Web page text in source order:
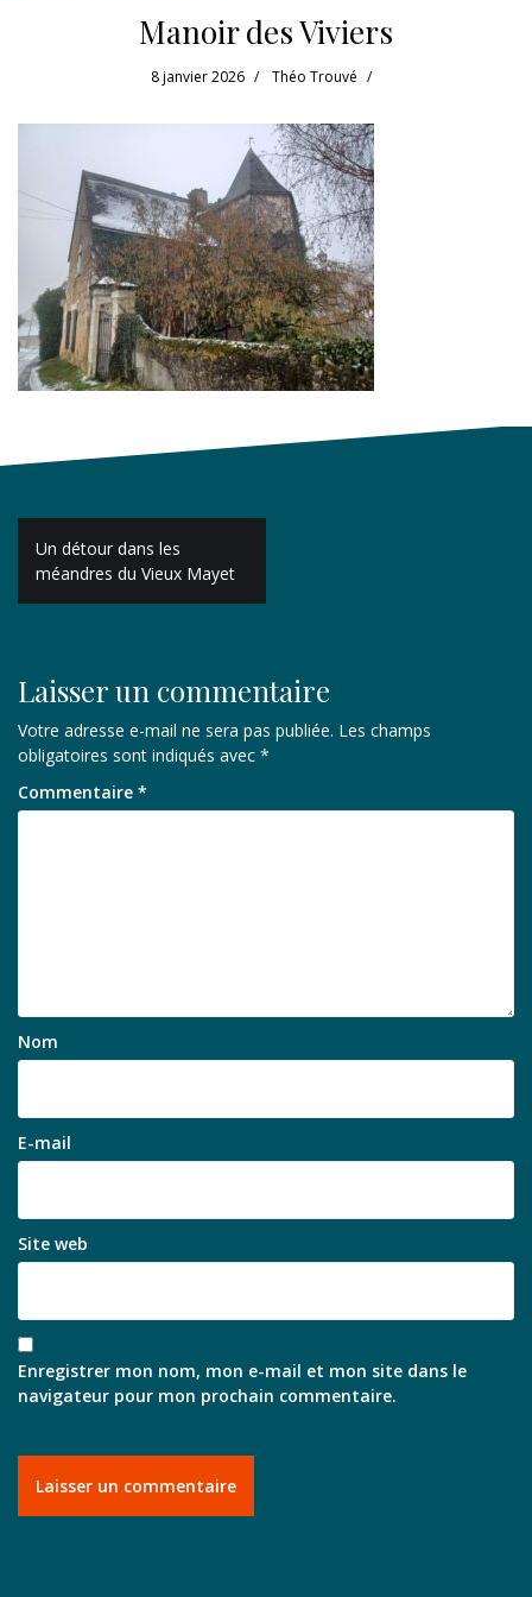
Manoir des Viviers
8 janvier 2026 Théo Trouvé
Navigation
de
l’article
Un détour dans les
méandres du Vieux Mayet
Laisser un commentaire
Votre adresse e-mail ne sera pas publiée. Les champs
obligatoires sont indiqués avec *
Commentaire *
Nom
E-mail
Site web
Enregistrer mon nom, mon e-mail et mon site dans le
navigateur pour mon prochain commentaire.